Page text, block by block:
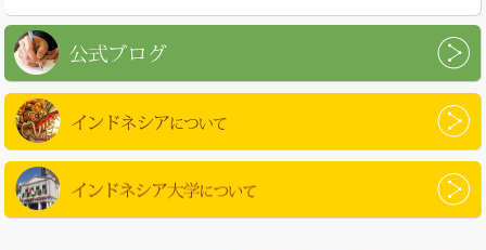
公式ブログ
インドネシアについて
インドネシア大学について